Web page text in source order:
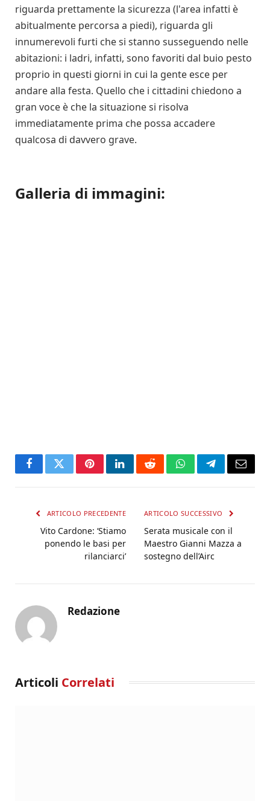
riguarda prettamente la sicurezza (l'area infatti è
abitualmente percorsa a piedi), riguarda gli
innumerevoli furti che si stanno susseguendo nelle
abitazioni: i ladri, infatti, sono favoriti dal buio pesto
proprio in questi giorni in cui la gente esce per
andare alla festa. Quello che i cittadini chiedono a
gran voce è che la situazione si risolva
immediatamente prima che possa accadere
qualcosa di davvero grave.
Galleria di immagini:
FacebookTwitterPinterestLinkedInRedditWhatsAppTelegramEmail
ARTICOLO PRECEDENTE
Vito Cardone: ‘Stiamo
ponendo le basi per
rilanciarci’
ARTICOLO SUCCESSIVO
Serata musicale con il
Maestro Gianni Mazza a
sostegno dell’Airc
Redazione
Articoli Correlati